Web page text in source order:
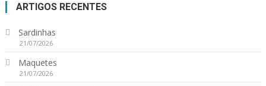
ARTIGOS RECENTES
Sardinhas
21/07/2026
Maquetes
21/07/2026